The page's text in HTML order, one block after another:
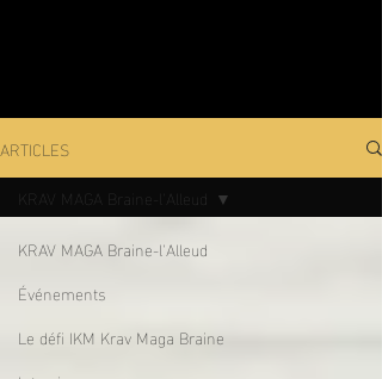
ARTICLES
KRAV MAGA Braine-l'Alleud
Événements
Le défi IKM Krav Maga Braine
KRAV MAGA Braine-l'Alleud